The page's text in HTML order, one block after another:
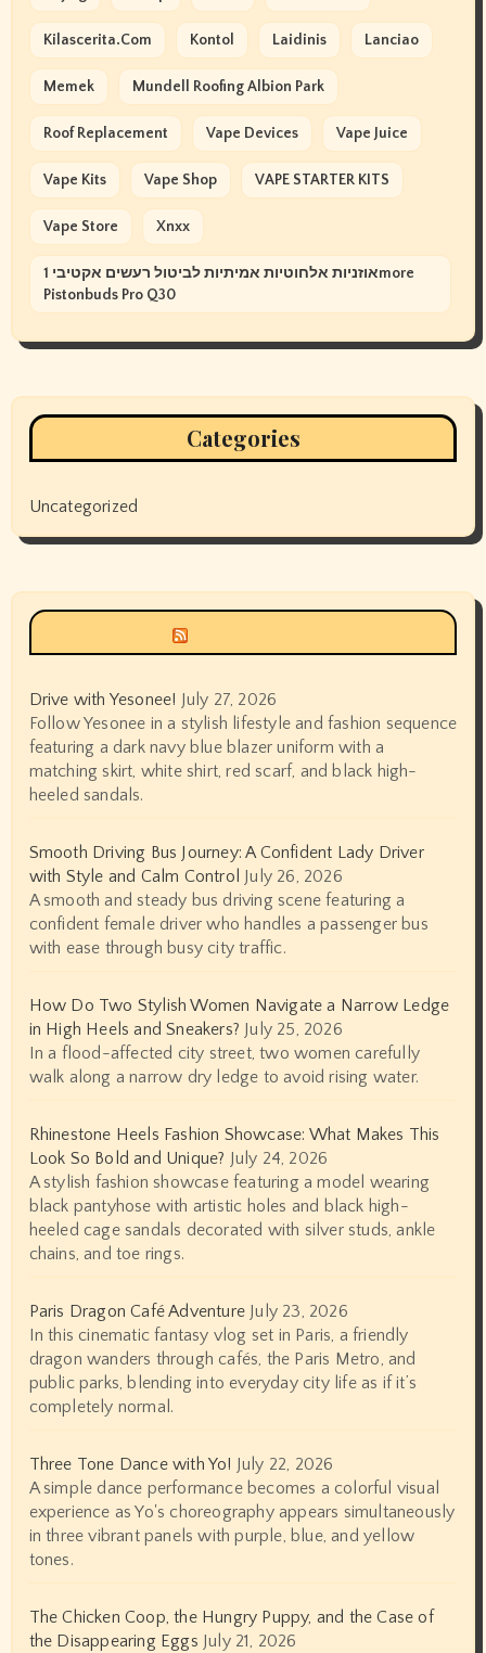
Kilascerita.com Kontol Laidinis Lanciao
Memek Mundell Roofing Albion Park
Roof Replacement Vape Devices Vape Juice
Vape Kits Vape Shop VAPE STARTER KITS
Vape Store Xnxx
אוזניות אלחוטיות אמיתיות לביטול רעשים אקטיבי 1more
Pistonbuds Pro Q30
Categories
Uncategorized
Drive with Yesonee! July 27, 2026
Follow Yesonee in a stylish lifestyle and fashion sequence
featuring a dark navy blue blazer uniform with a
matching skirt, white shirt, red scarf, and black high-
heeled sandals.
Smooth Driving Bus Journey: A Confident Lady Driver
with Style and Calm Control July 26, 2026
A smooth and steady bus driving scene featuring a
confident female driver who handles a passenger bus
with ease through busy city traffic.
How Do Two Stylish Women Navigate a Narrow Ledge
in High Heels and Sneakers? July 25, 2026
In a flood-affected city street, two women carefully
walk along a narrow dry ledge to avoid rising water.
Rhinestone Heels Fashion Showcase: What Makes This
Look So Bold and Unique? July 24, 2026
A stylish fashion showcase featuring a model wearing
black pantyhose with artistic holes and black high-
heeled cage sandals decorated with silver studs, ankle
chains, and toe rings.
Paris Dragon Café Adventure July 23, 2026
In this cinematic fantasy vlog set in Paris, a friendly
dragon wanders through cafés, the Paris Metro, and
public parks, blending into everyday city life as if it’s
completely normal.
Three Tone Dance with Yo! July 22, 2026
A simple dance performance becomes a colorful visual
experience as Yo's choreography appears simultaneously
in three vibrant panels with purple, blue, and yellow
tones.
The Chicken Coop, the Hungry Puppy, and the Case of
the Disappearing Eggs July 21, 2026